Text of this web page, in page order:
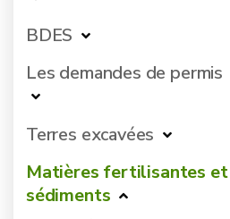
BDES
Les demandes de permis
Terres excavées
Matières fertilisantes et
sédiments